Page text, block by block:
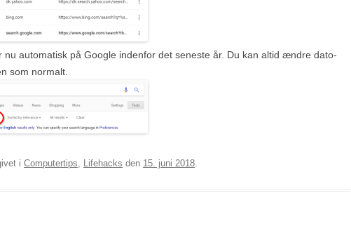
nu automatisk på Google indenfor det seneste år. Du kan altid ændre dato-
som normalt.
i Computertips Lifehacks den 15. juni 2018